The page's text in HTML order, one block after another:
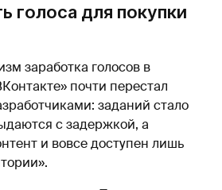
голоса для покупки
заработка голосов в
почти перестал
заданий стало
с задержкой, а
и вовсе доступен лишь